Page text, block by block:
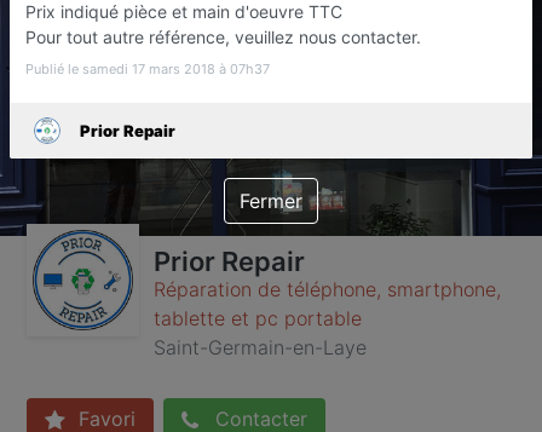
Prior Repair
Réparation de téléphone, smartphone,
tablette et pc portable
Saint-Germain-en-Laye
Favori Contacter
Prix indiqué pièce et main d'oeuvre TTC
Pour tout autre référence, veuillez nous contacter.
Publié le samedi 17 mars 2018 à 07h37
Prior Repair
Fermer